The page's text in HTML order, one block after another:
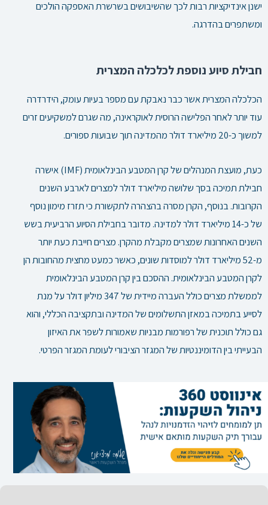
ישנן אינדיקציות רבות לכך שהשיבושים בשרשרת האספקה הולכים
ומשתפרים בהדרגה.
חבילת סיוע נוספת לכלכלה המצרית
הכלכלה המצרית אשר כבר נאבקת עם מספר בעיות עומק, הידרדרה
עוד יותר לאחר הפלישה הרוסית לאוקראינה, מה שגרם למשקיעים זרים
למשוך כ-20 מיליארד דולר מהמדינה תוך שבועות ספורים.
כעת, מועצת המנהלים של קרן המטבע הבינלאומית (IMF) אישרה
חבילת תמיכה בסך שלושה מיליארד דולר למצרים לארבע השנים
הקרובות. בנוסף, הקרן מסרה בהצהרה לתקשורת כי תזרז מימון נוסף
של כ-14 מיליארד דולר למדינה. מדובר בחבילת הסיוע הרביעית בשש
השנים האחרונות שמצרים מקבלת מהקרן. מצרים חייבת כעת יותר
מ-52 מיליארד דולר למוסדות שונים, כאשר כמעט מחצית מהחובות הן
לקרן המטבע הבינלאומית. ההסכם בין קרן המטבע הבינלאומית
לממשלת מצרים כולל העברה מיידית של 347 מיליון דולר על מנת
לסייע בתמיכה במאזן התשלומים של המדינה ובתקציבה הכללי, והוא
גם כולל תוכנית של רפורמות מבניות שאמורות לשפר את האיזון
הבעייתי בין הדומיננטיות של המגזר הציבורי לעומת המגזר הפרטי.